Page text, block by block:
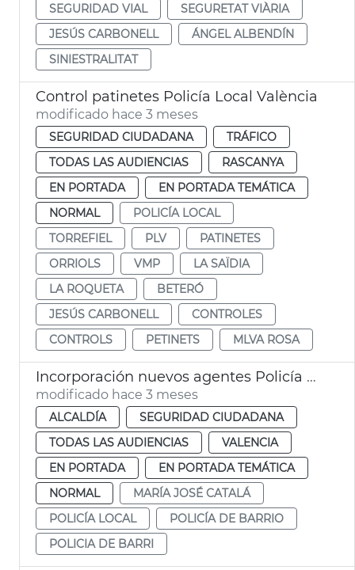
SEGURIDAD VIAL
SEGURETAT VIÀRIA
JESÚS CARBONELL
ÁNGEL ALBENDÍN
SINIESTRALITAT
Control patinetes Policía Local València
modificado hace 3 meses
SEGURIDAD CIUDADANA
TRÁFICO
TODAS LAS AUDIENCIAS
RASCANYA
EN PORTADA
EN PORTADA TEMÁTICA
NORMAL
POLICÍA LOCAL
TORREFIEL
PLV
PATINETES
ORRIOLS
VMP
LA SAÏDIA
LA ROQUETA
BETERÓ
JESÚS CARBONELL
CONTROLES
CONTROLS
PETINETS MLVA ROSA
Incorporación nuevos agentes Policía Local València
modificado hace 3 meses
ALCALDÍA
SEGURIDAD CIUDADANA
TODAS LAS AUDIENCIAS
VALENCIA
EN PORTADA
EN PORTADA TEMÁTICA
NORMAL
MARÍA JOSÉ CATALÁ
POLICÍA LOCAL
POLICÍA DE BARRIO
POLICIA DE BARRI